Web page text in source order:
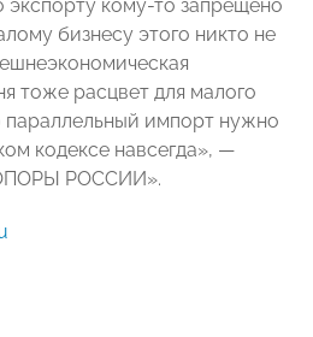
экспорту кому-то запрещено
бизнесу этого никто не
тоже расцвет для малого
параллельный импорт нужно
кодексе навсегда», —
РОССИИ».